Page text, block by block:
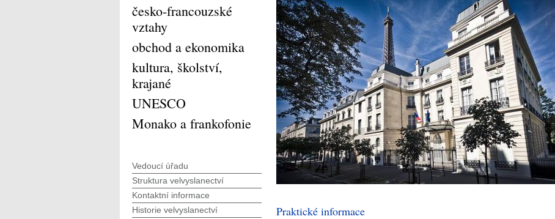
Praktické informace
česko-francouzské
vztahy
obchod a ekonomika
kultura, školství,
krajané
UNESCO
Monako a frankofonie
Vedoucí úřadu
Struktura velvyslanectví
Kontaktní informace
Historie velvyslanectví